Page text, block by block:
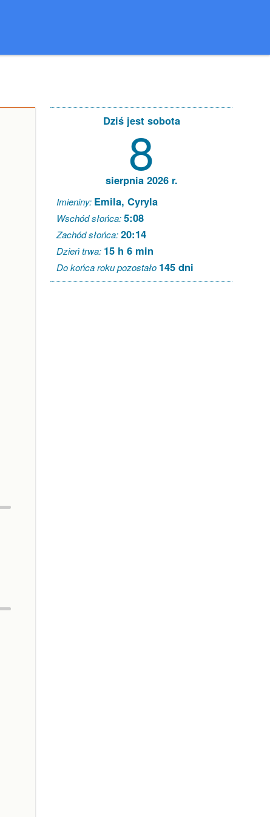
Dziś jest sobota
8
sierpnia 2026 r.
Imieniny: Emila, Cyryla
Wschód słońca:5:08
Zachód słońca:20:14
Dzień trwa: 15 h 6 min
Do końca roku pozostało 145 dni